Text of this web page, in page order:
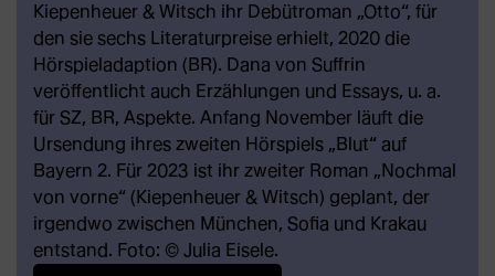
Kiepenheuer & Witsch ihr Debütroman „Otto“, für
den sie sechs Literaturpreise erhielt, 2020 die
Hörspieladaption (BR). Dana von Suffrin
veröffentlicht auch Erzählungen und Essays, u. a.
für SZ, BR, Aspekte. Anfang November läuft die
Ursendung ihres zweiten Hörspiels „Blut“ auf
Bayern 2. Für 2023 ist ihr zweiter Roman „Nochmal
von vorne“ (Kiepenheuer & Witsch) geplant, der
irgendwo zwischen München, Sofia und Krakau
entstand. Foto: © Julia Eisele.